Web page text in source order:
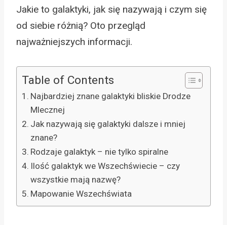
Jakie to galaktyki, jak się nazywają i czym się
od siebie różnią? Oto przegląd
najważniejszych informacji.
Table of Contents
Najbardziej znane galaktyki bliskie Drodze
Mlecznej
Jak nazywają się galaktyki dalsze i mniej
znane?
Rodzaje galaktyk – nie tylko spiralne
Ilość galaktyk we Wszechświecie – czy
wszystkie mają nazwę?
Mapowanie Wszechświata